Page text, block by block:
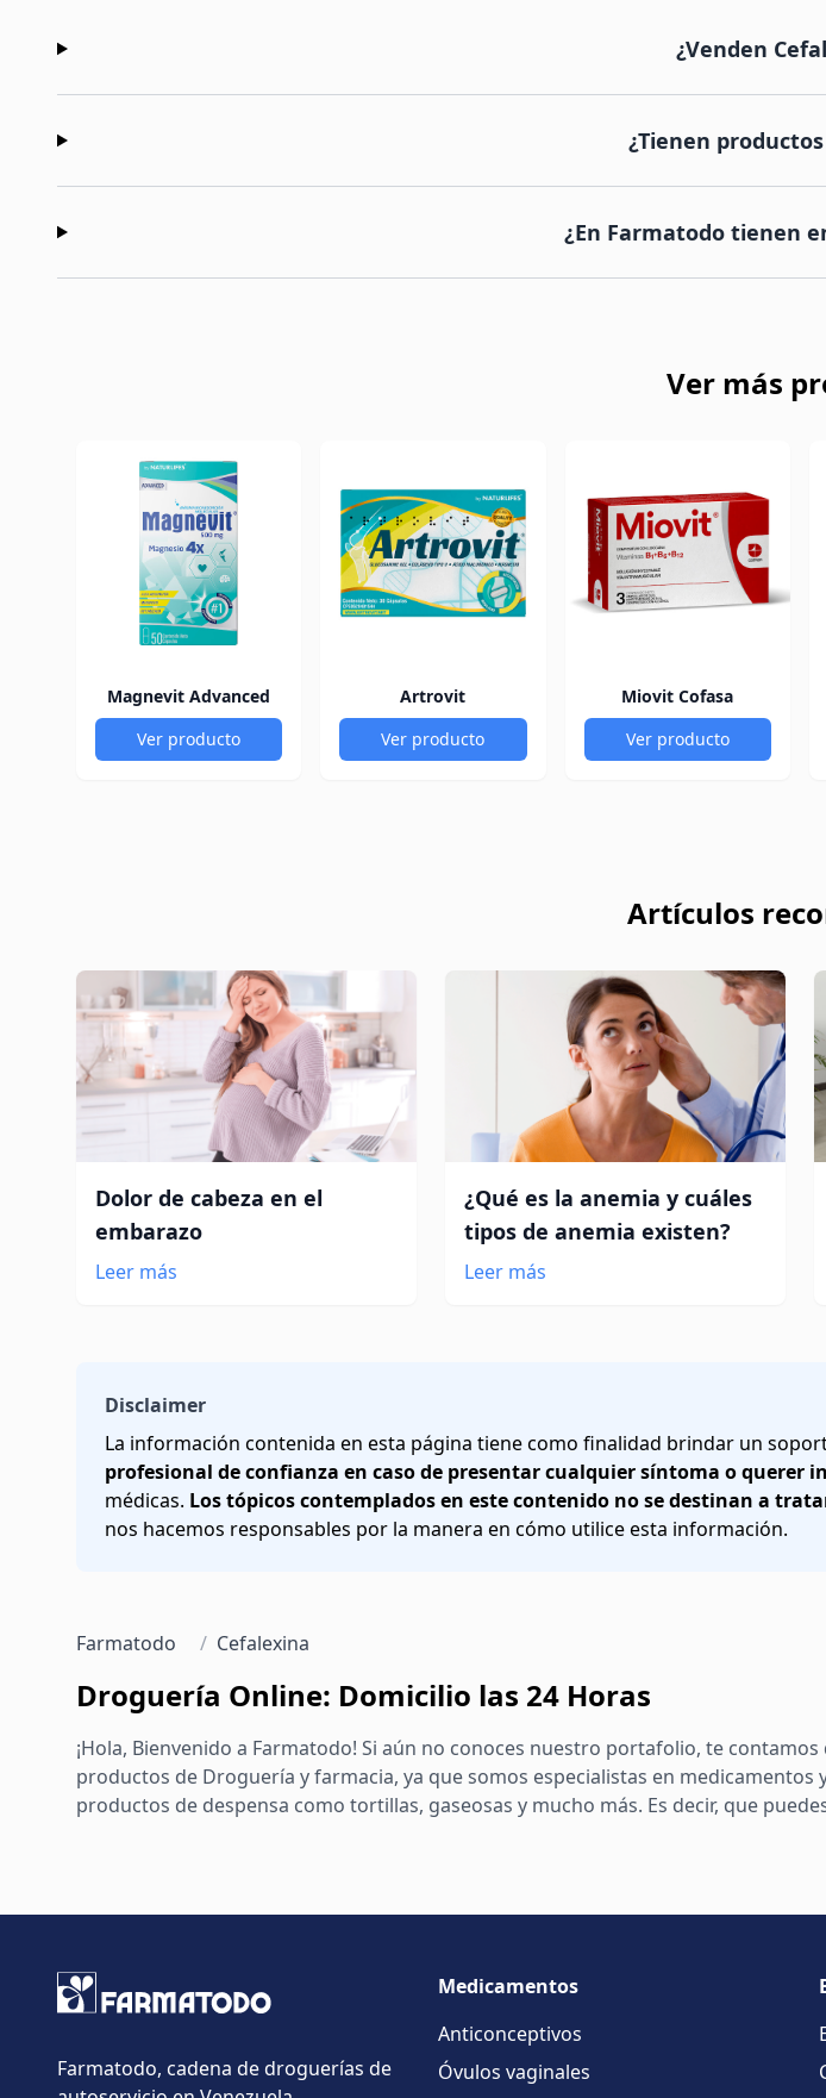
¿Venden
¿Tienen
¿En Farmatodo tienen
Ver más
Magnevit Advanced
Ver producto
Artrovit
Ver producto
Miovit Cofasa
Ver producto
Artículos
Dolor de cabeza en el
embarazo
Leer más
¿Qué es la anemia y cuáles
tipos de anemia existen?
Leer más
Disclaimer
La información contenida en esta página tiene como finalidad brindar un
profesional de confianza en caso de presentar cualquier síntoma o querer
médicas. Los tópicos contemplados en este contenido no se destinan a
nos hacemos responsables por la manera en cómo utilice esta información.
Farmatodo / Cefalexina
Droguería Online: Domicilio las 24 Horas
¡Hola, Bienvenido a Farmatodo! Si aún no conoces nuestro portafolio, te
productos de Droguería y farmacia, ya que somos especialistas en
productos de despensa como tortillas, gaseosas y mucho más. Es decir, que
Farmatodo, cadena de droguerías de
Medicamentos
Anticonceptivos
Óvulos vaginales